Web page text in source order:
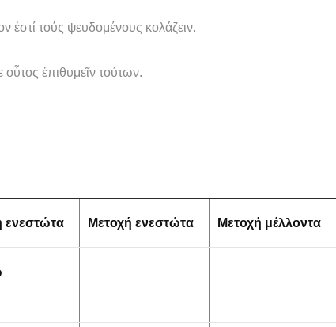
τούς ψευδομένους κολάζειν.
ἐπιθυμεῖν τούτων.
ενεστώτα Μετοχή ενεστώτα Μετοχή μέλλοντα